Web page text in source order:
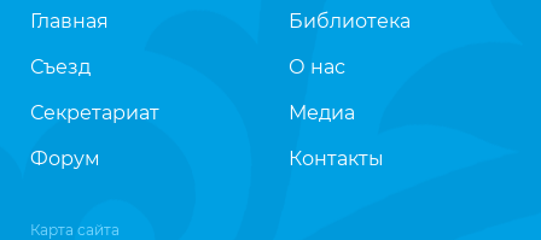
Главная
Съезд
Секретариат
Форум
Библиотека
О нас
Медиа
Контакты
Карта сайта